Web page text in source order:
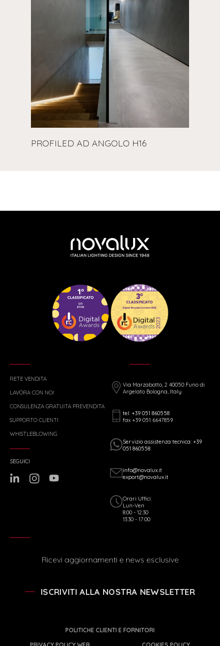
PROFILED AD ANGOLO H16
RETE VENDITA
LAVORA CON NOI
CONSULENZA GRATUITA PREVENDITA
SUPPORTO CLIENTI
WHISTLEBLOWING
Via Marzabotto, 2 40050 Funo di
Argelato Bologna, Italy
tel: +39 051 860558
fax +39 051 6647859
Servizio assistenza tecnica: +39
051 860558
info@novalux.it
export@novalux.it
Orari Uffici:
Lun-Ven
8:00 - 12:30
13:30 - 17:00
SEGUICI
Ricevi aggiornamenti e news esclusive
ISCRIVITI ALLA NOSTRA NEWSLETTER
POLITICHE CLIENTI E FORNITORI